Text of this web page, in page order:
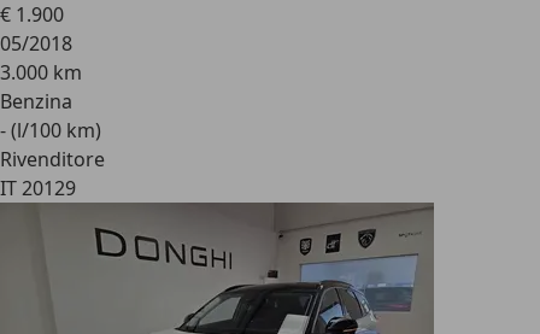
€ 1.900
05/2018
3.000 km
Benzina
- (l/100 km)
Rivenditore
IT 20129